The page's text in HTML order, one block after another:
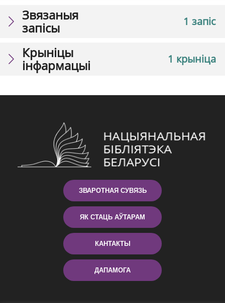
1 запіс
Звязаныя
запісы
1 крыніца
Крыніцы
інфармацыі
ЗВАРОТНАЯ СУВЯЗЬ
ЯК СТАЦЬ АЎТАРАМ
КАНТАКТЫ
ДАПАМОГА